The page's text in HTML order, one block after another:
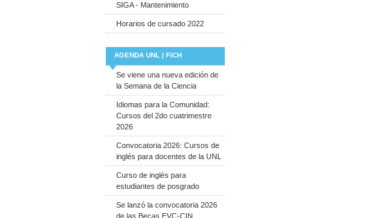
SIGA - Mantenimiento
Horarios de cursado 2022
AGENDA UNL | FICH
Se viene una nueva edición de
la Semana de la Ciencia
Idiomas para la Comunidad:
Cursos del 2do cuatrimestre
2026
Convocatoria 2026: Cursos de
inglés para docentes de la UNL
Curso de inglés para
estudiantes de posgrado
Se lanzó la convocatoria 2026
de las Becas EVC-CIN